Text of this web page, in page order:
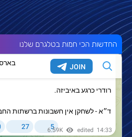
החדשות הכי חמות בטלגרם שלנו